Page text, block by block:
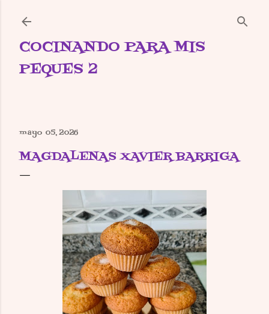
COCINANDO PARA MIS
PEQUES 2
mayo 05, 2026
MAGDALENAS XAVIER BARRIGA